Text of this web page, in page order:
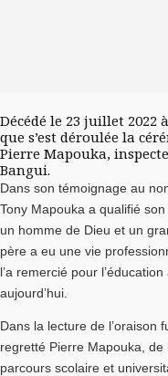
Décédé le 23 juillet 2022
que s’est déroulée la
Pierre Mapouka,
Bangui.
Dans son témoignage au
Tony Mapouka a qualifié
un homme de Dieu et un
père a eu une vie
l’a remercié pour
aujourd’hui.
Dans la lecture de l’oraison
regretté Pierre Mapouka, de
parcours scolaire et